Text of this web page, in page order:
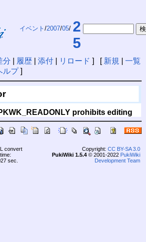
イベント /2007/05/ 2
5
分 履歴| 添付| リロード ] [ 新規
一覧
ルプ]
prohibits editing
convert
time:
sec.
Copyright: CC BY-SA 3.0
PukiWiki 1.5.4© 2001-2022 PukiWiki
Development Team